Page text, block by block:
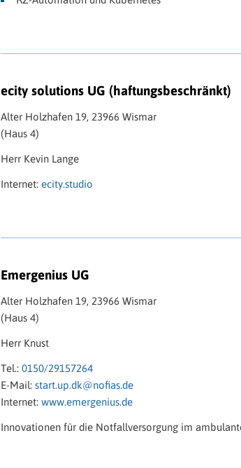
ecity solutions UG (haftungsbeschränkt)
Alter Holzhafen 19, 23966 Wismar
(Haus 4)
Herr Kevin Lange
Internet: ecity.studio
Emergenius UG
Alter Holzhafen 19, 23966 Wismar
(Haus 4)
Herr Knust
Tel.: 0150/29157264
E-Mail: start.up.dk@nofias.de
Internet: www.emergenius.de
Innovationen für die Notfallversorgung im